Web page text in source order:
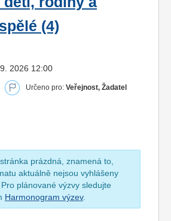
(4)
2026 12:00
Určeno pro: Veřejnost, Žadatel
prázdná, znamená to,
aktuálně nejsou vyhlášeny
plánované výzvy sledujte
Harmonogram výzev.